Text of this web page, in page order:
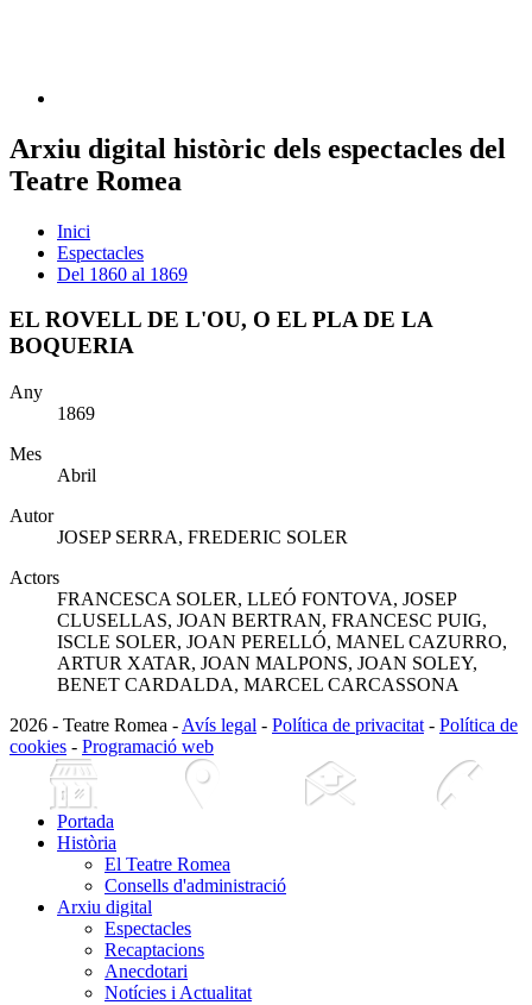
Arxiu digital històric dels espectacles del
Teatre Romea
Inici
Espectacles
Del 1860 al 1869
EL ROVELL DE L'OU, O EL PLA DE LA
BOQUERIA
Any
1869
Mes
Abril
Autor
JOSEP SERRA, FREDERIC SOLER
Actors
FRANCESCA SOLER, LLEÓ FONTOVA, JOSEP
CLUSELLAS, JOAN BERTRAN, FRANCESC PUIG,
ISCLE SOLER, JOAN PERELLÓ, MANEL CAZURRO,
ARTUR XATAR, JOAN MALPONS, JOAN SOLEY,
BENET CARDALDA, MARCEL CARCASSONA
2026 - Teatre Romea - Avís legal - Política de privacitat - Política de
cookies - Programació web
Portada
Història
El Teatre Romea
Consells d'administració
Arxiu digital
Espectacles
Recaptacions
Anecdotari
Notícies i Actualitat